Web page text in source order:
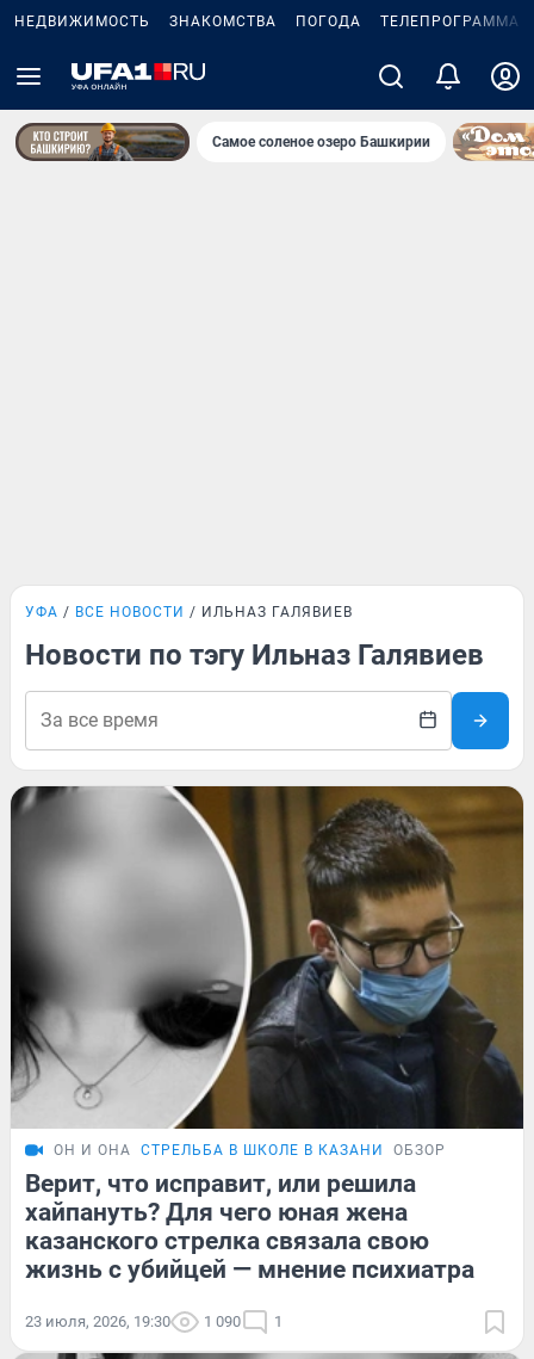
НЕДВИЖИМОСТЬ ЗНАКОМСТВА ПОГОДА ТЕЛЕПРОГРАММА
Самое соленое озеро Башкирии
УФА ВСЕ НОВОСТИ ИЛЬНАЗ ГАЛЯВИЕВ
Новости по тэгу Ильназ Галявиев
ОН И ОНА СТРЕЛЬБА В ШКОЛЕ В КАЗАНИ ОБЗОР
Верит, что исправит, или решила
хайпануть? Для чего юная жена
казанского стрелка связала свою
жизнь с убийцей — мнение психиатра
23 июля, 2026, 19:30 1 090 1